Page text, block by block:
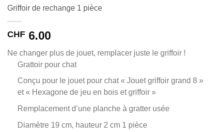
Griffoir de rechange 1 pièce
CHF 6.00
Ne changer plus de jouet, remplacer juste le griffoir !
Grattoir pour chat
Conçu pour le jouet pour chat « Jouet griffoir grand 8 »
et « Hexagone de jeu en bois et griffoir »
Remplacement d’une planche à gratter usée
Diamètre 19 cm, hauteur 2 cm 1 pièce